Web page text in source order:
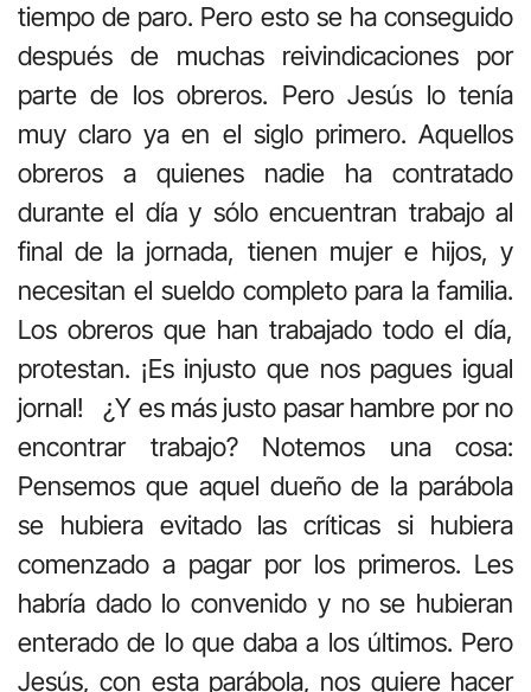
tiempo de paro. Pero esto se ha conseguido
después de muchas reivindicaciones por
parte de los obreros. Pero Jesús lo tenía
muy claro ya en el siglo primero. Aquellos
obreros a quienes nadie ha contratado
durante el día y sólo encuentran trabajo al
final de la jornada, tienen mujer e hijos, y
necesitan el sueldo completo para la familia.
Los obreros que han trabajado todo el día,
protestan. ¡Es injusto que nos pagues igual
jornal! ¿Y es más justo pasar hambre por no
encontrar trabajo? Notemos una cosa:
Pensemos que aquel dueño de la parábola
se hubiera evitado las críticas si hubiera
comenzado a pagar por los primeros. Les
habría dado lo convenido y no se hubieran
enterado de lo que daba a los últimos. Pero
Jesús, con esta parábola, nos quiere hacer